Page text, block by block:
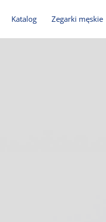
Katalog Zegarki męskie